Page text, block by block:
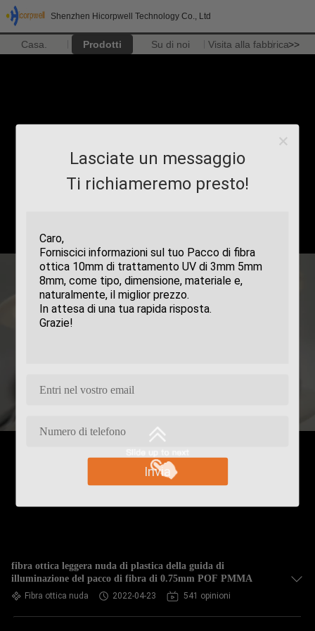
Shenzhen Hicorpwell Technology Co., Ltd
Casa. Prodotti Su di noi Visita alla fabbrica>>
Lasciate un messaggio
Ti richiameremo presto!
Invia
fibra ottica leggera nuda di plastica della guida di
illuminazione del pacco di fibra di 0.75mm POF PMMA
Fibra ottica nuda 2022-04-23 541 opinioni